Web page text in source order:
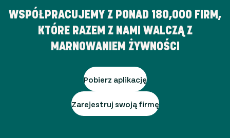
WSPÓŁPRACUJEMY Z PONAD 180,000 FIRM,
KTÓRE RAZEM Z NAMI WALCZĄ Z
MARNOWANIEM ŻYWNOŚCI
Pobierz aplikację
Zarejestruj swoją firmę